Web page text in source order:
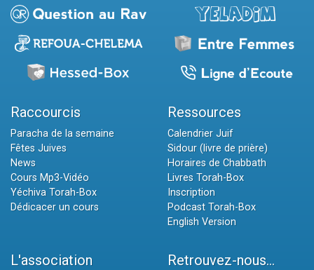
Raccourcis
Paracha de la semaine
Fêtes Juives
News
Cours Mp3-Vidéo
Yéchiva Torah-Box
Dédicacer un cours
Ressources
Calendrier Juif
Sidour (livre de prière)
Horaires de Chabbath
Livres Torah-Box
Inscription
Podcast Torah-Box
English Version
L'association Retrouvez-nous...